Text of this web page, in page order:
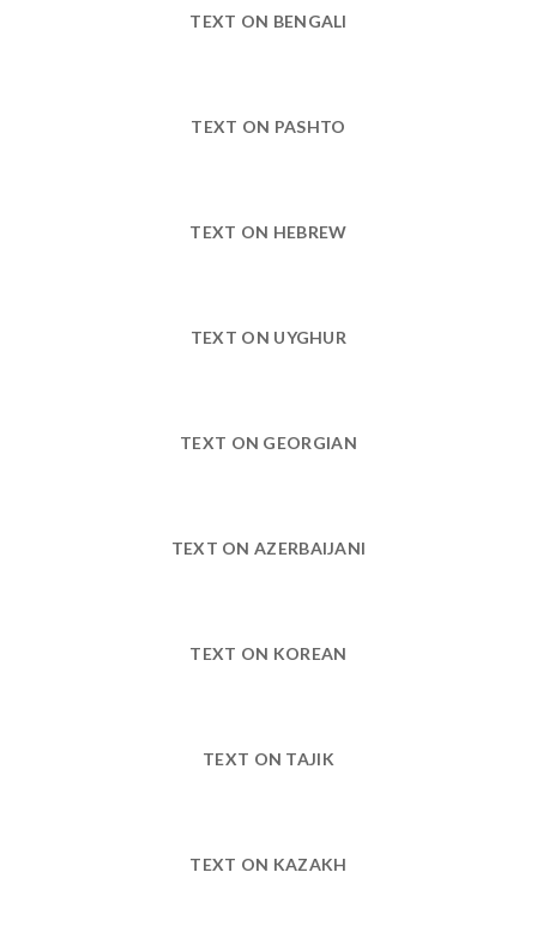
TEXT ON BENGALI
TEXT ON PASHTO
TEXT ON HEBREW
TEXT ON UYGHUR
TEXT ON GEORGIAN
TEXT ON AZERBAIJANI
TEXT ON KOREAN
TEXT ON TAJIK
TEXT ON KAZAKH